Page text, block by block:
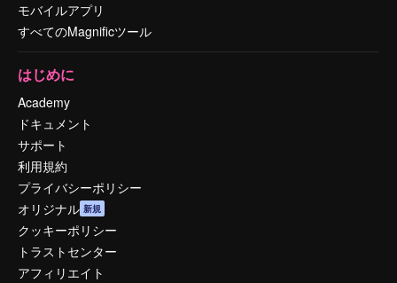
モバイルアプリ
すべてのMagnificツール
はじめに
Academy
ドキュメント
サポート
利用規約
プライバシーポリシー
オリジナル 新規
クッキーポリシー
トラストセンター
アフィリエイト